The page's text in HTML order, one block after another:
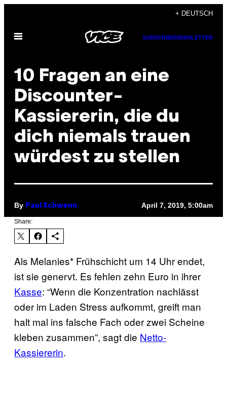
content
+ DEUTSCH
Open
SUBSCRIBENEWSLETTER
10 Fragen an eine
Discounter-
Kassiererin, die du
dich niemals trauen
würdest zu stellen
By Paul Schwenn April 7, 2019, 5:00am
Share:
Als Melanies* Frühschicht um 14 Uhr endet,
ist sie genervt. Es fehlen zehn Euro in ihrer
Kasse: “Wenn die Konzentration nachlässt
oder im Laden Stress aufkommt, greift man
halt mal ins falsche Fach oder zwei Scheine
kleben zusammen”, sagt die Netto-
Kassiererin.